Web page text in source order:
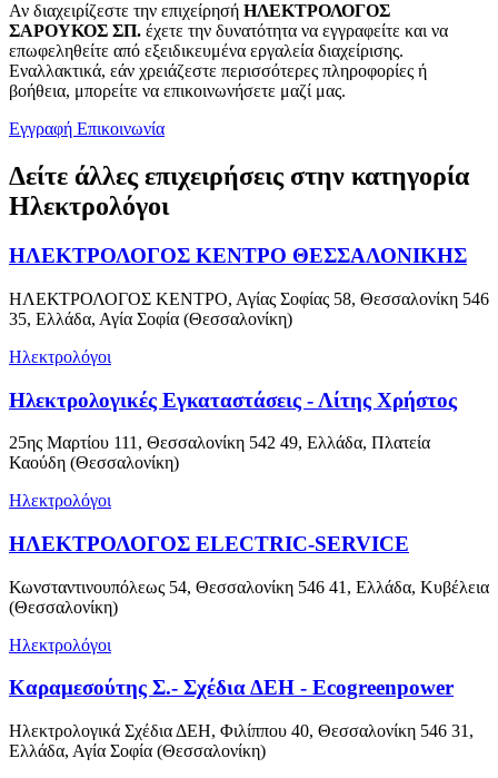
Αν διαχειρίζεστε την επιχείρησή ΗΛΕΚΤΡΟΛΟΓΟΣ
ΣΑΡΟΥΚΟΣ ΣΠ. έχετε την δυνατότητα να εγγραφείτε και να
επωφεληθείτε από εξειδικευμένα εργαλεία διαχείρισης.
Εναλλακτικά, εάν χρειάζεστε περισσότερες πληροφορίες ή
βοήθεια, μπορείτε να επικοινωνήσετε μαζί μας.
Εγγραφή Επικοινωνία
Δείτε άλλες επιχειρήσεις στην κατηγορία
Ηλεκτρολόγοι
ΗΛΕΚΤΡΟΛΟΓΟΣ ΚΕΝΤΡΟ ΘΕΣΣΑΛΟΝΙΚΗΣ
ΗΛΕΚΤΡΟΛΟΓΟΣ ΚΕΝΤΡΟ, Αγίας Σοφίας 58, Θεσσαλονίκη 546
35, Ελλάδα, Αγία Σοφία (Θεσσαλονίκη)
Ηλεκτρολόγοι
Ηλεκτρολογικές Εγκαταστάσεις - Λίτης Χρήστος
25ης Μαρτίου 111, Θεσσαλονίκη 542 49, Ελλάδα, Πλατεία
Καούδη (Θεσσαλονίκη)
Ηλεκτρολόγοι
ΗΛΕΚΤΡΟΛΟΓΟΣ ELECTRIC-SERVICE
Κωνσταντινουπόλεως 54, Θεσσαλονίκη 546 41, Ελλάδα, Κυβέλεια
(Θεσσαλονίκη)
Ηλεκτρολόγοι
Καραμεσούτης Σ.- Σχέδια ΔΕΗ - Ecogreenpower
Ηλεκτρολογικά Σχέδια ΔΕΗ, Φιλίππου 40, Θεσσαλονίκη 546 31,
Ελλάδα, Αγία Σοφία (Θεσσαλονίκη)